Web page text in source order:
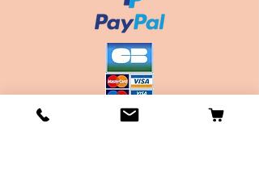
Conditions de vente